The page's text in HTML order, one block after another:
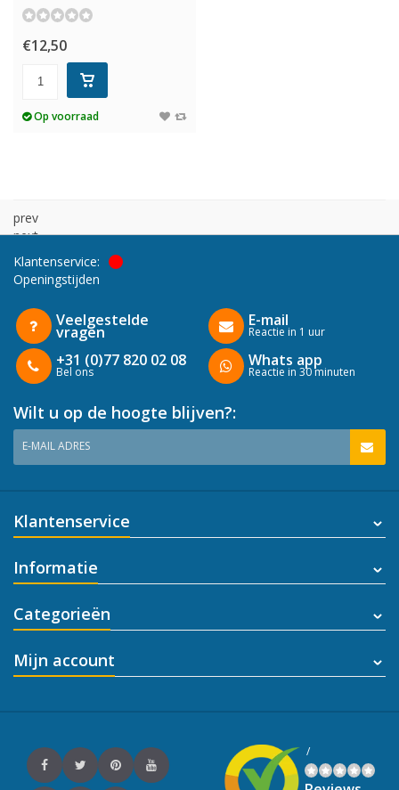
€12,50
Op voorraad
prev
next
Klantenservice:
Openingstijden
Veelgestelde
vragen
+31 (0)77 820 02 08
Bel ons
E-mail
Reactie in 1 uur
Whats app
Reactie in 30 minuten
Wilt u op de hoogte blijven?:
E-MAIL ADRES
Klantenservice
Informatie
Categorieën
Mijn account
/